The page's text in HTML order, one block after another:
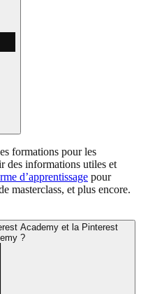
formations pour les
des informations utiles et
d’apprentissage pour
masterclass, et plus encore.
Academy et la Pinterest
?